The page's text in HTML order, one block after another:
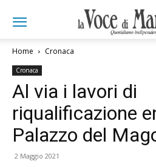
Home Cronaca
Cronaca
Al via i lavori di
riqualificazione
Palazzo del
2 Maggio 2021